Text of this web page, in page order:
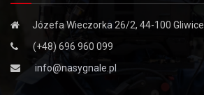
Józefa Wieczorka 26/2, 44-100 Gliwice
(+48) 696 960 099
info@nasygnale.pl